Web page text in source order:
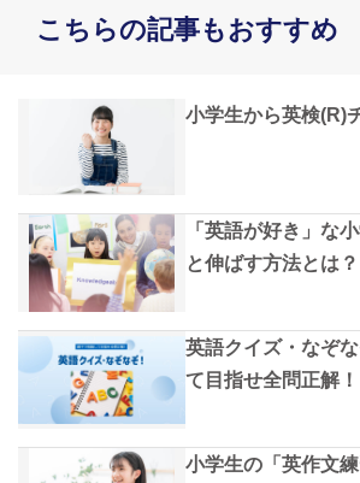
こちらの記事もおすすめ
小学生から英検(R)
「英語が好き」な
と伸ばす方法とは？
英語クイズ・なぞ
て目指せ全問正解！
小学生の「英作文